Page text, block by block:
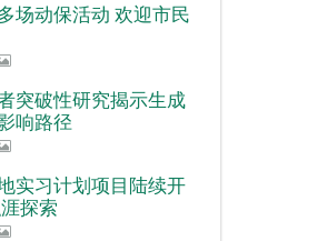
场动保活动 欢迎市民
突破性研究揭示生成
响路径
实习计划项目陆续开
探索